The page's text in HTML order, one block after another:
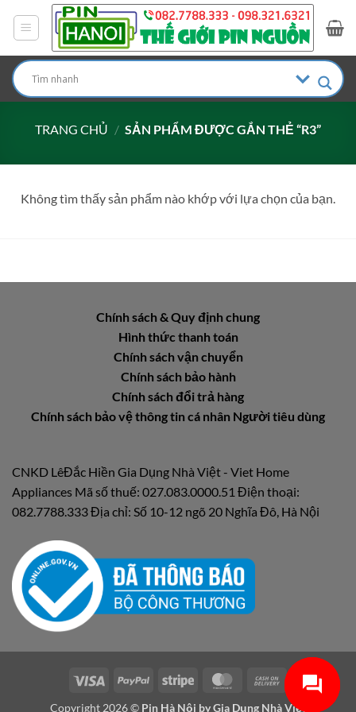
dung
TRANG CHỦ / SẢN PHẨM ĐƯỢC GẮN THẺ “R3”
Không tìm thấy sản phẩm nào khớp với lựa chọn của bạn.
Chính sách & Quy định chung
Hình thức thanh toán
Chính sách vận chuyển
Chính sách bảo hành
Chính sách đổi trả hàng
Chính sách bảo vệ thông tin cá nhân Người tiêu dùng
CNKD LêĐắc Hiền Gia Dụng Nhà Việt - Viet Home
Appliances Mã số thuế: 027.083.0000.51 Điện thoại:
082.7788.333 Địa chỉ: Số 10-12 ngõ 20 Nghĩa Đô, Hà Nội
Visa PayPal Stripe MasterCardCash
On
Copyright 2026 © Pin Hà Nội byGia Dụng Nhà Việt